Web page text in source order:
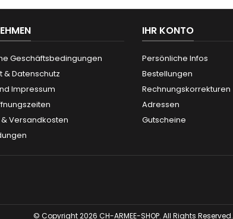
Geschäftsbedingungen
& Datenschutz
Impressum
Versandkosten
IHR KONTO
Persönliche Infos
Bestellungen
Rechnungskorrekturen
Adressen
Gutscheine
© Copyright 2026 CH-ARMEE-SHOP. All Rights Reserved.